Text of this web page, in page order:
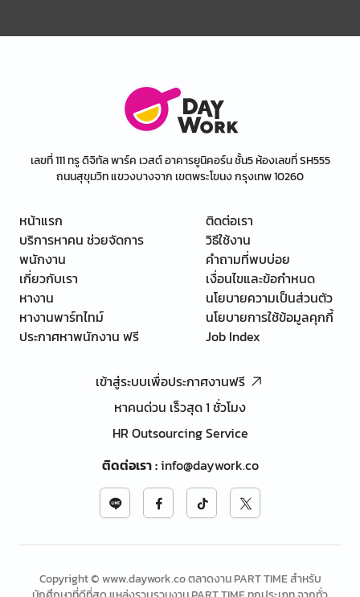
เลขที่ 111 ทรู ดิจิทัล พาร์ค เวสต์ อาคารยูนิคอร์น ชั้น5 ห้องเลขที่ SH555
ถนนสุขุมวิท แขวงบางจาก เขตพระโขนง กรุงเทพ 10260
หน้าแรก
บริการหาคน ช่วยจัดการ
พนักงาน
เกี่ยวกับเรา
หางาน
หางานพาร์ทไทม์
ประกาศหาพนักงาน ฟรี
ติดต่อเรา
วิธีใช้งาน
คำถามที่พบบ่อย
เงื่อนไขและข้อกำหนด
นโยบายความเป็นส่วนตัว
นโยบายการใช้ข้อมูลคุกกี้
Job Index
เข้าสู่ระบบเพื่อประกาศงานฟรี
หาคนด่วน เร็วสุด 1 ชั่วโมง
HR Outsourcing Service
ติดต่อเรา:info@daywork.co
Copyright © www.daywork.co ตลาดงาน PART TIME สำหรับ